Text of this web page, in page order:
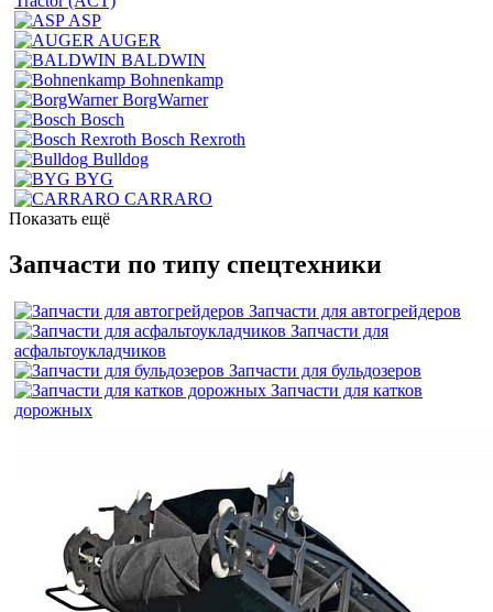
ASP
AUGER
BALDWIN
Bohnenkamp
BorgWarner
Bosch
Bosch Rexroth
Bulldog
BYG
CARRARO
Показать ещё
Запчасти по типу спецтехники
Запчасти для автогрейдеров
Запчасти для
асфальтоукладчиков
Запчасти для бульдозеров
Запчасти для катков
дорожных